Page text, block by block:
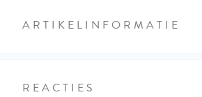
ARTIKELINFORMATIE
REACTIES